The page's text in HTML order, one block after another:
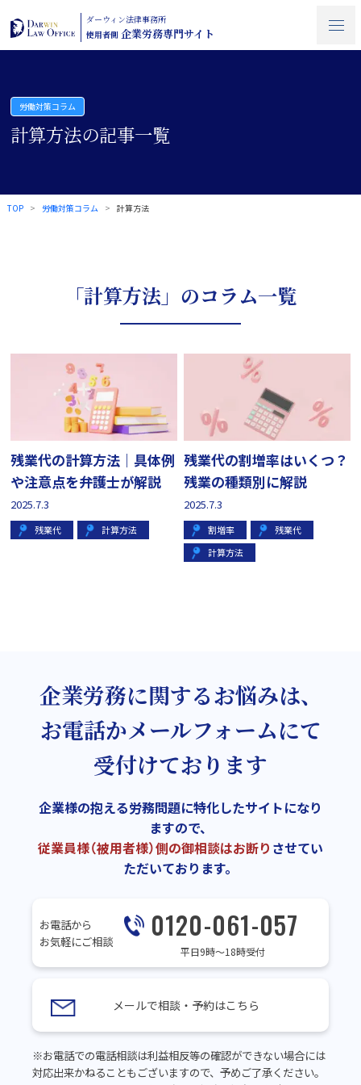
ダーウィン法律事務所
使用者側 企業労務専門サイト
労働対策コラム
計算方法の記事一覧
TOP 労働対策コラム 計算方法
「計算方法」のコラム一覧
残業代の計算方法｜具体例
や注意点を弁護士が解説
2025.7.3
残業代 計算方法
残業代の割増率はいくつ？
残業の種類別に解説
2025.7.3
割増率
残業代
計算方法
企業労務に関するお悩みは、
お電話かメールフォームにて
受付けております
企業様の抱える労務問題に特化したサイトになり
ますので、
従業員様（被用者様）側の御相談はお断り させてい
ただいております。
お電話から
お気軽にご相談
0120-061-057
平日9時～18時受付
メールで相談・予約はこちら
※お電話での電話相談は利益相反等の確認ができない場合には
対応出来かねることもございますので、予めご了承ください。